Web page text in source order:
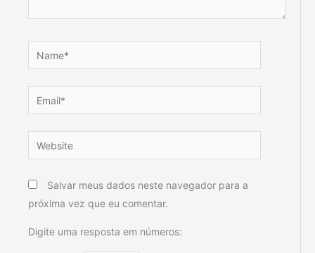
Email*
Website
Salvar meus dados neste navegador para a
próxima vez que eu comentar.
Digite uma resposta em números: